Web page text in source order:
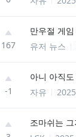
167
만우절 게
유저 뉴스
-1
아니 아직
자유
조마쉬는